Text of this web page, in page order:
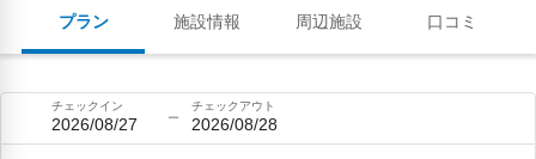
プラン 施設情報 周辺施設 口コミ
チェックイン
2026/08/27
チェックアウト
2026/08/28